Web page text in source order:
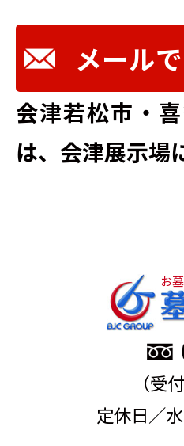
メール
会津若松市・
は、会津展示場
お
（受
定休日／